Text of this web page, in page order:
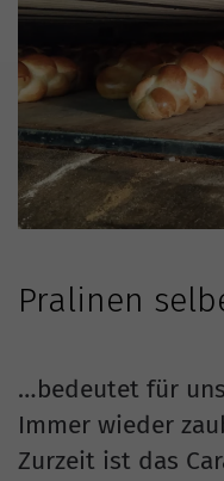
Pralinen
…bedeutet für
Immer wieder
Zurzeit ist das